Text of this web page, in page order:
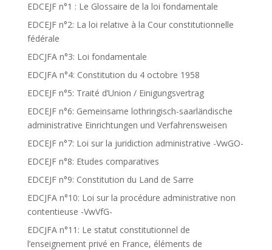
EDCEJF n°1 : Le Glossaire de la loi fondamentale
EDCEJF n°2: La loi relative à la Cour constitutionnelle
fédérale
EDCJFA n°3: Loi fondamentale
EDCJFA n°4: Constitution du 4 octobre 1958
EDCEJF n°5: Traité d’Union / Einigungsvertrag
EDCEJF n°6: Gemeinsame lothringisch-saarländische
administrative Einrichtungen und Verfahrensweisen
EDCEJF n°7: Loi sur la juridiction administrative -VwGO-
EDCEJF n°8: Etudes comparatives
EDCEJF n°9: Constitution du Land de Sarre
EDCJFA n°10: Loi sur la procédure administrative non
contentieuse -VwVfG-
EDCJFA n°11: Le statut constitutionnel de
l’enseignement privé en France, éléments de